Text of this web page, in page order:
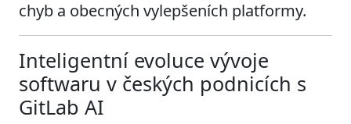
chyb a obecných vylepšeních platformy.
Inteligentní evoluce vývoje
softwaru v českých podnicích s
GitLab AI